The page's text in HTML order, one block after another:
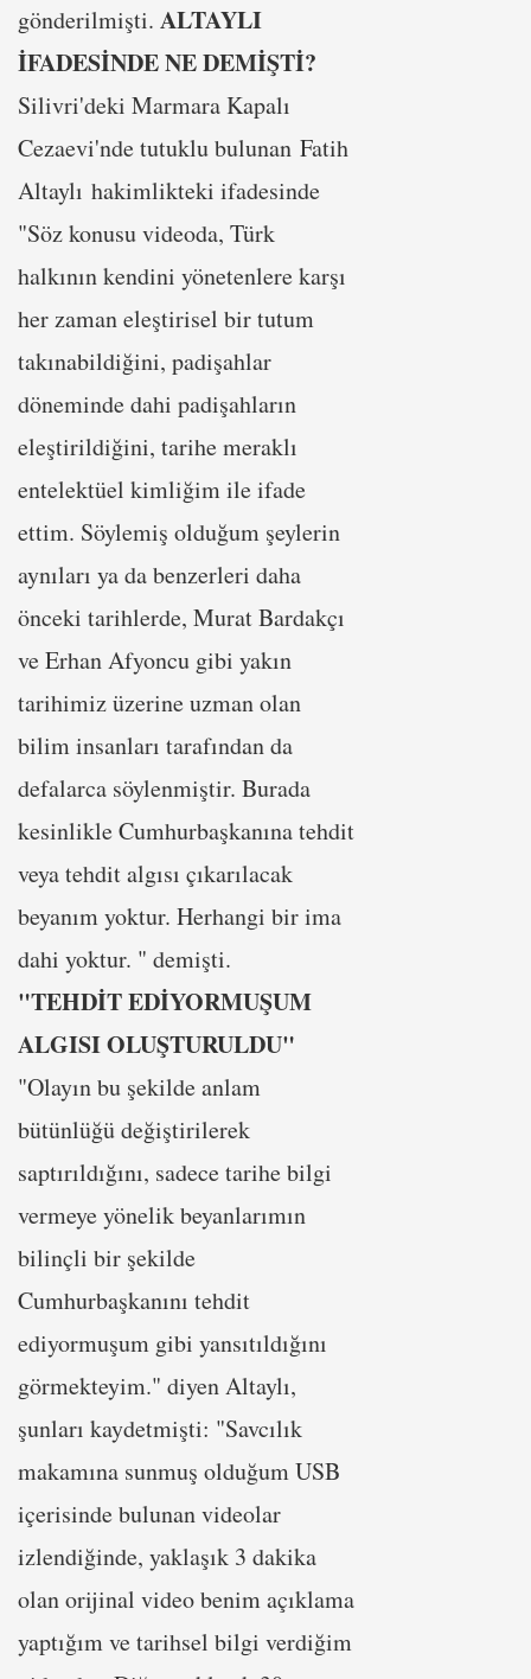
gönderilmişti. ALTAYLI
İFADESİNDE NE DEMİŞTİ?
Silivri'deki Marmara Kapalı
Cezaevi'nde tutuklu bulunan Fatih
Altaylı hakimlikteki ifadesinde
"Söz konusu videoda, Türk
halkının kendini yönetenlere karşı
her zaman eleştirisel bir tutum
takınabildiğini, padişahlar
döneminde dahi padişahların
eleştirildiğini, tarihe meraklı
entelektüel kimliğim ile ifade
ettim. Söylemiş olduğum şeylerin
aynıları ya da benzerleri daha
önceki tarihlerde, Murat Bardakçı
ve Erhan Afyoncu gibi yakın
tarihimiz üzerine uzman olan
bilim insanları tarafından da
defalarca söylenmiştir. Burada
kesinlikle Cumhurbaşkanına tehdit
veya tehdit algısı çıkarılacak
beyanım yoktur. Herhangi bir ima
dahi yoktur. " demişti.
"TEHDİT EDİYORMUŞUM
ALGISI OLUŞTURULDU"
"Olayın bu şekilde anlam
bütünlüğü değiştirilerek
saptırıldığını, sadece tarihe bilgi
vermeye yönelik beyanlarımın
bilinçli bir şekilde
Cumhurbaşkanını tehdit
ediyormuşum gibi yansıtıldığını
görmekteyim." diyen Altaylı,
şunları kaydetmişti: "Savcılık
makamına sunmuş olduğum USB
içerisinde bulunan videolar
izlendiğinde, yaklaşık 3 dakika
olan orijinal video benim açıklama
yaptığım ve tarihsel bilgi verdiğim